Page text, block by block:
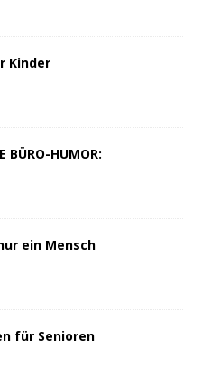
Kinder
BÜRO-HUMOR:
ein Mensch
für Senioren